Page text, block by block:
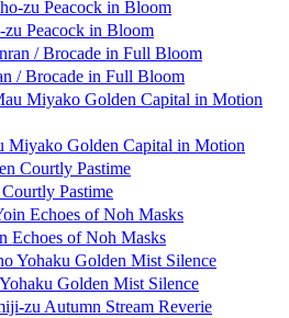
Peacock in Bloom
/ Brocade in Full Bloom
Golden Capital in Motion
Pastime
Echoes of Noh Masks
Golden Mist Silence